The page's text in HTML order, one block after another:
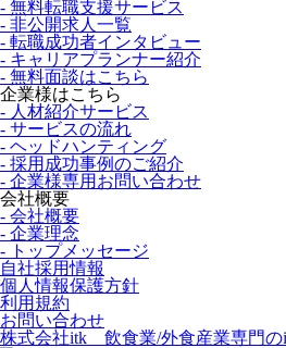
- 無料転職支援サービス
- 非公開求人一覧
- 転職成功者インタビュー
- キャリアプランナー紹介
- 無料面談はこちら
企業様はこちら
- 人材紹介サービス
- サービスの流れ
- ヘッドハンティング
- 採用成功事例のご紹介
- 企業様専用お問い合わせ
会社概要
- 会社概要
- 企業理念
- トップメッセージ
自社採用情報
個人情報保護方針
利用規約
お問い合わせ
株式会社itk 飲食業/外食産業専門の